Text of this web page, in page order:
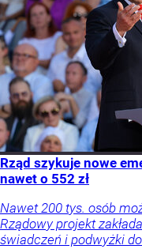
Rząd szykuje nowe
nawet o 552 zł
Nawet 200 tys. osób
Rządowy projekt
świadczeń i podwyżki do